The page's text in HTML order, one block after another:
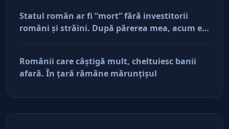
Statul român ar fi “mort” fără investitorii
români şi străini. După părerea mea, acum e
Românii care câştigă mult, cheltuiesc banii
afară. În ţară rămâne mărunţişul